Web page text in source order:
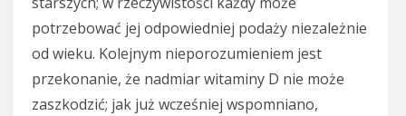
potrzebować jej odpowiedniej podaży niezależnie
od wieku. Kolejnym nieporozumieniem jest
przekonanie, że nadmiar witaminy D nie może
zaszkodzić; jak już wcześniej wspomniano,